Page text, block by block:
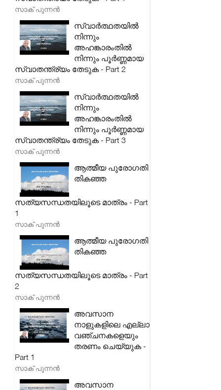
സാക് പുന്നൻ
സ്വാർത്ഥതയിൽ
നിന്നും
അഹങ്കാരംതിൽ
നിന്നും പൂർണ്ണമായ
സ്വാതന്ത്ര്യം തേടുക - Part 2
സാക് പുന്നൻ
സ്വാർത്ഥതയിൽ
നിന്നും
അഹങ്കാരംതിൽ
നിന്നും പൂർണ്ണമായ
സ്വാതന്ത്ര്യം തേടുക - Part 3
സാക് പുന്നൻ
ആത്മീയ പുരോഗതി
തികഞ്ഞ
സത്യസന്ധതയിലൂടെ മാത്രം - Part
1
സാക് പുന്നൻ
ആത്മീയ പുരോഗതി
തികഞ്ഞ
സത്യസന്ധതയിലൂടെ മാത്രം - Part
2
സാക് പുന്നൻ
അവസാന
നാളുകളിലെ എല്ലാ
വഞ്ചനകളെയും
തരണം ചെയ്യുക -
Part 1
സാക് പുന്നൻ
അവസാന